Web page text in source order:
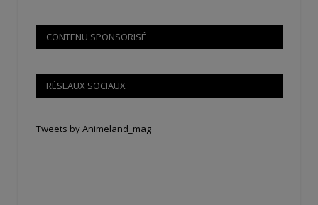
CONTENU SPONSORISÉ
RÉSEAUX SOCIAUX
Tweets by Animeland_mag